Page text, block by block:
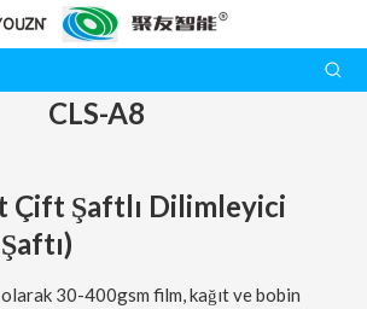
CLS-A8
Çift Şaftlı Dilimleyici
30-400gsm film, kağıt ve bobin